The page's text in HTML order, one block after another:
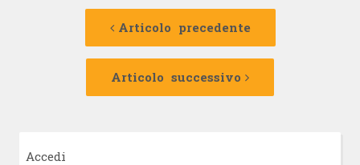
Navigazione
Articolo precedente
Articolo
Articolo successivo
Articolo
Accedi